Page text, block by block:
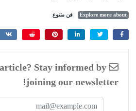
Explore more about فن متنوع
Stay informed by
joining our newsletter!